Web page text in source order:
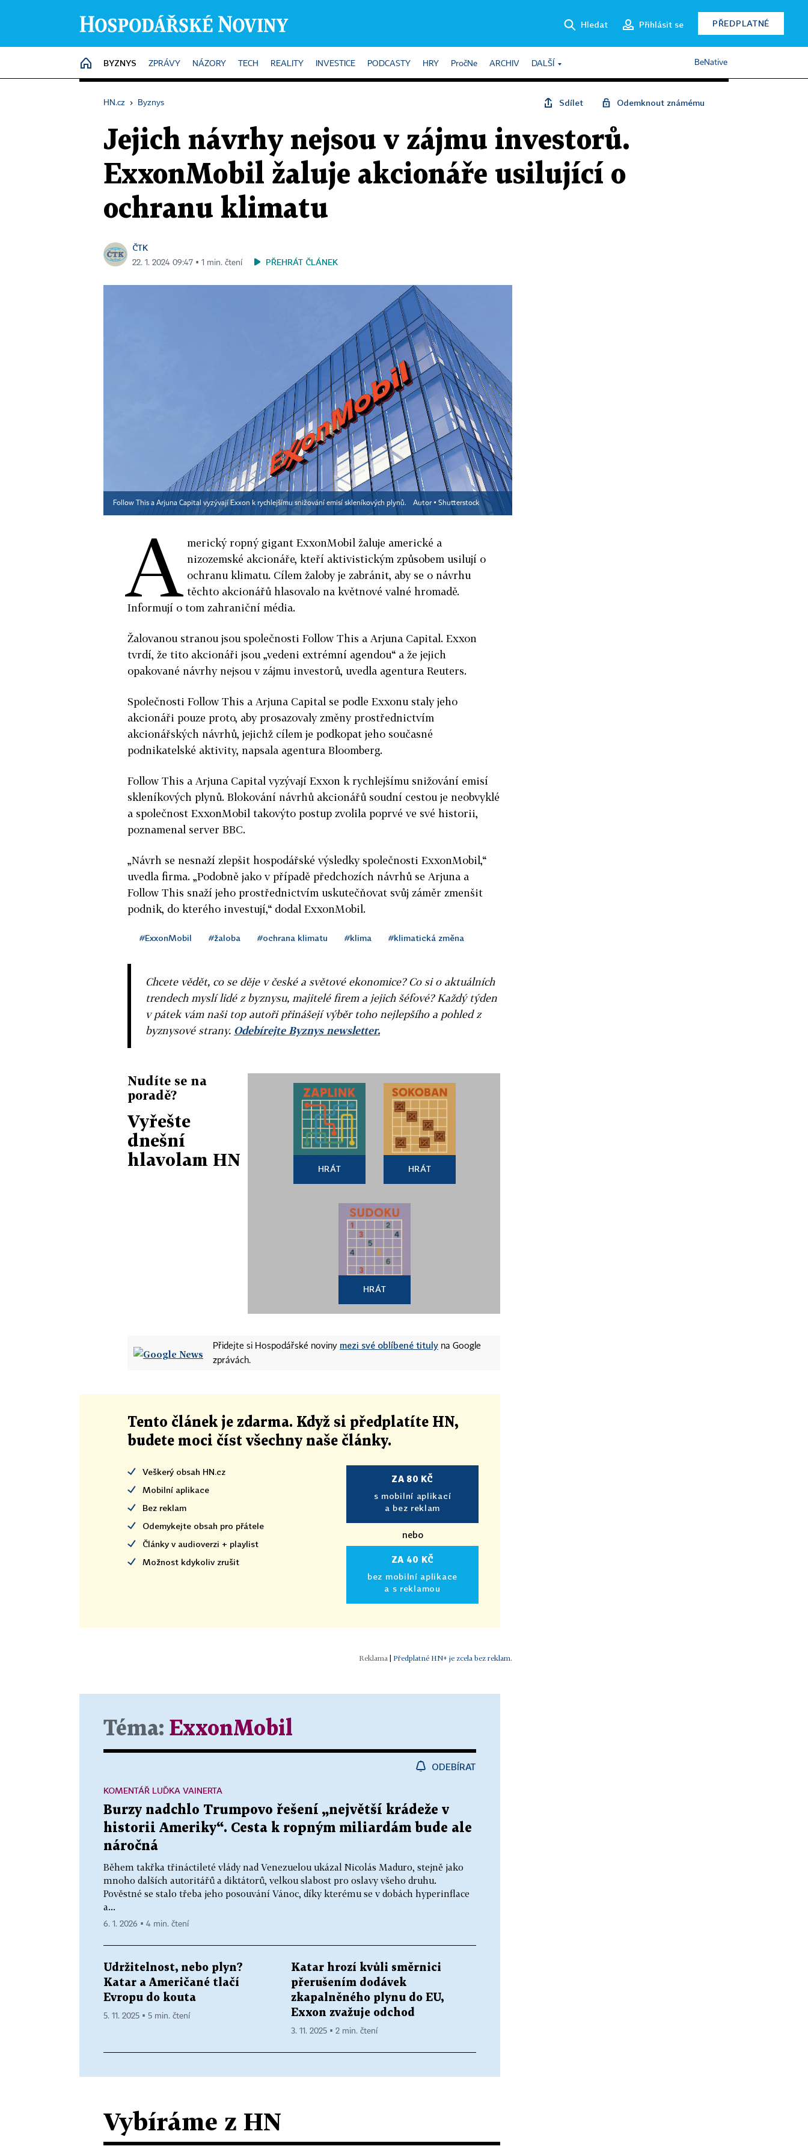
Hledat Přihlásit se PŘEDPLATNÉ
HOME
BYZNYS ZPRÁVY NÁZORY TECH REALITY INVESTICE PODCASTY HRY PročNe ARCHIV DALŠÍ BeNative
HN.cz › Byznys Sdílet Odemknout známému
Jejich návrhy nejsou v zájmu investorů.
ExxonMobil žaluje akcionáře usilující o
ochranu klimatu
ČTK
22. 1. 2024 09:47 ▪ 1 min. čtení PŘEHRÁT ČLÁNEK
Follow This a Arjuna Capital vyzývají Exxon k rychlejšímu snižování emisí skleníkových plynů. Autor ▪ Shutterstock
A merický ropný gigant ExxonMobil žaluje americké a
nizozemské akcionáře, kteří aktivistickým způsobem usilují o
ochranu klimatu. Cílem žaloby je zabránit, aby se o návrhu
těchto akcionářů hlasovalo na květnové valné hromadě.
Informují o tom zahraniční média.
Žalovanou stranou jsou společnosti Follow This a Arjuna Capital. Exxon
tvrdí, že tito akcionáři jsou „vedeni extrémní agendou“ a že jejich
opakované návrhy nejsou v zájmu investorů, uvedla agentura Reuters.
Společnosti Follow This a Arjuna Capital se podle Exxonu staly jeho
akcionáři pouze proto, aby prosazovaly změny prostřednictvím
akcionářských návrhů, jejichž cílem je podkopat jeho současné
podnikatelské aktivity, napsala agentura Bloomberg.
Follow This a Arjuna Capital vyzývají Exxon k rychlejšímu snižování emisí
skleníkových plynů. Blokování návrhů akcionářů soudní cestou je neobvyklé
a společnost ExxonMobil takovýto postup zvolila poprvé ve své historii,
poznamenal server BBC.
„Návrh se nesnaží zlepšit hospodářské výsledky společnosti ExxonMobil,“
uvedla firma. „Podobně jako v případě předchozích návrhů se Arjuna a
Follow This snaží jeho prostřednictvím uskutečňovat svůj záměr zmenšit
podnik, do kterého investují,“ dodal ExxonMobil.
#ExxonMobil #žaloba #ochrana klimatu #klima #klimatická změna
Chcete vědět, co se děje v české a světové ekonomice? Co si o aktuálních
trendech myslí lidé z byznysu, majitelé firem a jejich šéfové? Každý týden
v pátek vám naši top autoři přinášejí výběr toho nejlepšího a pohled z
byznysové strany. Odebírejte Byznys newsletter.
Nudíte se na
poradě?
Vyřešte
dnešní
hlavolam HN
HRÁT HRÁT
HRÁT
Přidejte si Hospodářské noviny mezi své oblíbené tituly na Google
zprávách.
Tento článek je zdarma. Když si předplatíte HN,
budete moci číst všechny naše články.
Veškerý obsah HN.cz
Mobilní aplikace
Bez reklam
Odemykejte obsah pro přátele
Články v audioverzi + playlist
Možnost kdykoliv zrušit
ZA 80 KČ
s mobilní aplikací
a bez reklam
nebo
ZA 40 KČ
bez mobilní aplikace
a s reklamou
| Předplatné HN+ je zcela bez reklam.
Téma: ExxonMobil
ODEBÍRAT
Burzy nadchlo Trumpovo řešení „největší krádeže v
historii Ameriky“. Cesta k ropným miliardám bude ale
náročná
Během takřka třináctileté vlády nad Venezuelou ukázal Nicolás Maduro, stejně jako
mnoho dalších autoritářů a diktátorů, velkou slabost pro oslavy všeho druhu.
Pověstné se stalo třeba jeho posouvání Vánoc, díky kterému se v dobách hyperinflace
a...
KOMENTÁŘ LUĎKA VAINERTA
6. 1. 2026 ▪ 4 min. čtení
Udržitelnost, nebo plyn?
Katar a Američané tlačí
Evropu do kouta
5. 11. 2025 ▪ 5 min. čtení
Katar hrozí kvůli směrnici
přerušením dodávek
zkapalněného plynu do EU,
Exxon zvažuje odchod
3. 11. 2025 ▪ 2 min. čtení
Vybíráme z HN